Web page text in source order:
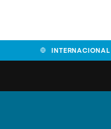
INTERNACIONAL